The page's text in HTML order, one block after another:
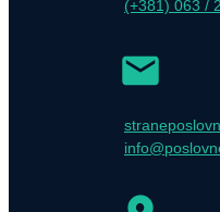
(+381) 063 /